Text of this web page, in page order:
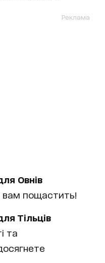
Реклама
Овнів
вам пощастить!
Тільців
та